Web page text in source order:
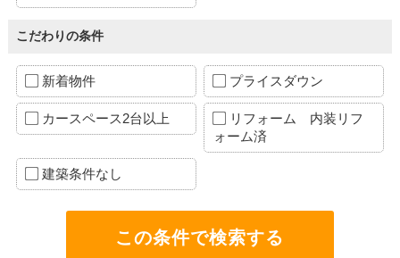
こだわりの条件
新着物件 プライスダウン
カースペース2台以上
リフォーム 内装リフ
ォーム済
建築条件なし